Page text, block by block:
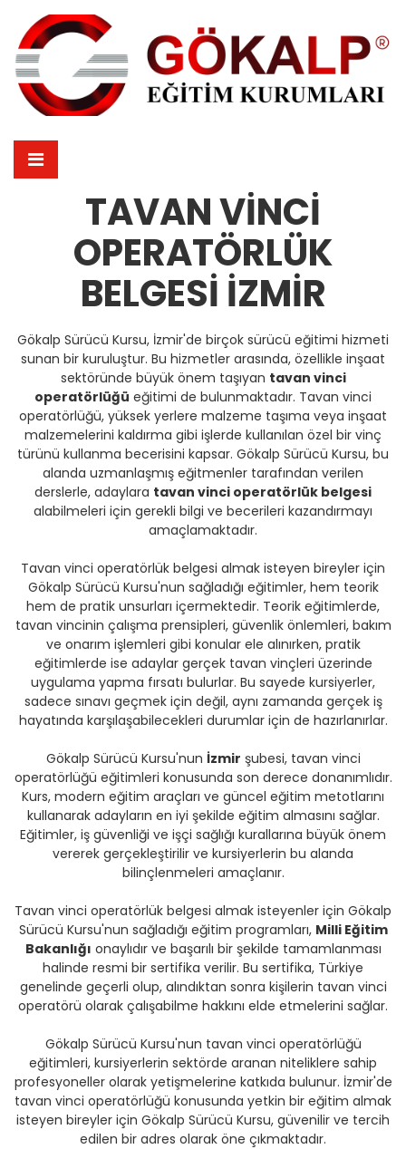
TAVAN VINCI
OPERATÖRLÜK
BELGESI İZMIR
Gökalp Sürücü Kursu, İzmir'de birçok sürücü eğitimi hizmeti
sunan bir kuruluştur. Bu hizmetler arasında, özellikle inşaat
sektöründe büyük önem taşıyan tavan vinci
operatörlüğü eğitimi de bulunmaktadır. Tavan vinci
operatörlüğü, yüksek yerlere malzeme taşıma veya inşaat
malzemelerini kaldırma gibi işlerde kullanılan özel bir vinç
türünü kullanma becerisini kapsar. Gökalp Sürücü Kursu, bu
alanda uzmanlaşmış eğitmenler tarafından verilen
derslerle, adaylara tavan vinci operatörlük belgesi
alabilmeleri için gerekli bilgi ve becerileri kazandırmayı
amaçlamaktadır.
Tavan vinci operatörlük belgesi almak isteyen bireyler için
Gökalp Sürücü Kursu'nun sağladığı eğitimler, hem teorik
hem de pratik unsurları içermektedir. Teorik eğitimlerde,
tavan vincinin çalışma prensipleri, güvenlik önlemleri, bakım
ve onarım işlemleri gibi konular ele alınırken, pratik
eğitimlerde ise adaylar gerçek tavan vinçleri üzerinde
uygulama yapma fırsatı bulurlar. Bu sayede kursiyerler,
sadece sınavı geçmek için değil, aynı zamanda gerçek iş
hayatında karşılaşabilecekleri durumlar için de hazırlanırlar.
Gökalp Sürücü Kursu'nun İzmir şubesi, tavan vinci
operatörlüğü eğitimleri konusunda son derece donanımlıdır.
Kurs, modern eğitim araçları ve güncel eğitim metotlarını
kullanarak adayların en iyi şekilde eğitim almasını sağlar.
Eğitimler, iş güvenliği ve işçi sağlığı kurallarına büyük önem
vererek gerçekleştirilir ve kursiyerlerin bu alanda
bilinçlenmeleri amaçlanır.
Tavan vinci operatörlük belgesi almak isteyenler için Gökalp
Sürücü Kursu'nun sağladığı eğitim programları, Milli Eğitim
Bakanlığı onaylıdır ve başarılı bir şekilde tamamlanması
halinde resmi bir sertifika verilir. Bu sertifika, Türkiye
genelinde geçerli olup, alındıktan sonra kişilerin tavan vinci
operatörü olarak çalışabilme hakkını elde etmelerini sağlar.
Gökalp Sürücü Kursu'nun tavan vinci operatörlüğü
eğitimleri, kursiyerlerin sektörde aranan niteliklere sahip
profesyoneller olarak yetişmelerine katkıda bulunur. İzmir'de
tavan vinci operatörlüğü konusunda yetkin bir eğitim almak
isteyen bireyler için Gökalp Sürücü Kursu, güvenilir ve tercih
edilen bir adres olarak öne çıkmaktadır.